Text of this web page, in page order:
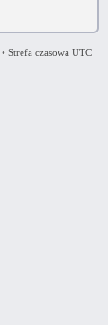
• Strefa czasowa UTC